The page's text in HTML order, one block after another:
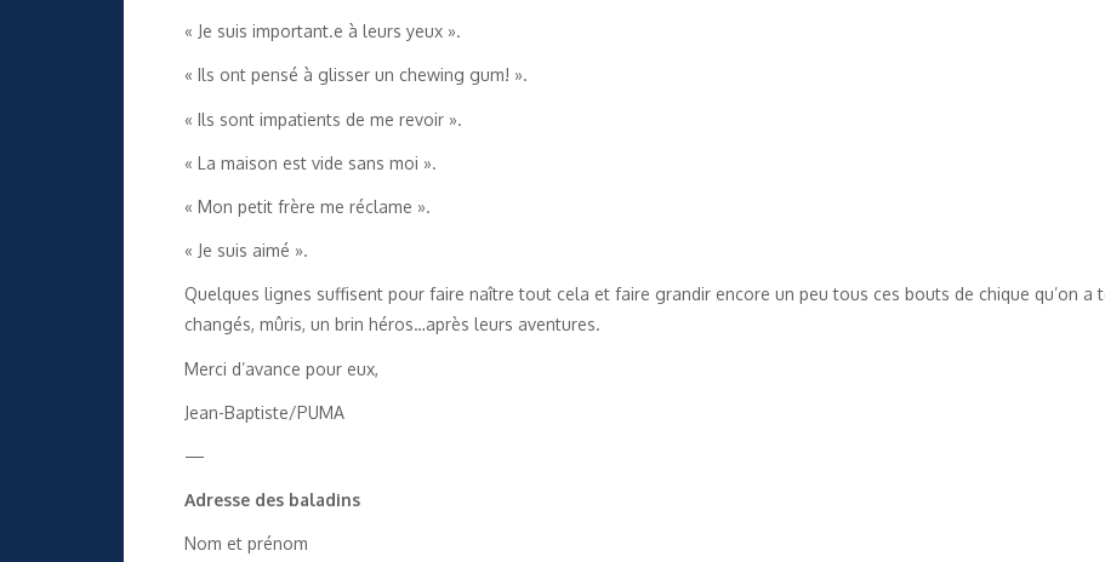
« Je suis important.e à leurs yeux ».
« Ils ont pensé à glisser un chewing gum! ».
« Ils sont impatients de me revoir ».
« La maison est vide sans moi ».
« Mon petit frère me réclame ».
« Je suis aimé ».
Quelques lignes suffisent pour faire naître tout cela et faire grandir encore un peu tous ces bouts de chique qu’on a
changés, mûris, un brin héros…après leurs aventures.
Merci d’avance pour eux,
Jean-Baptiste/PUMA
—
Adresse des baladins
Nom et prénom